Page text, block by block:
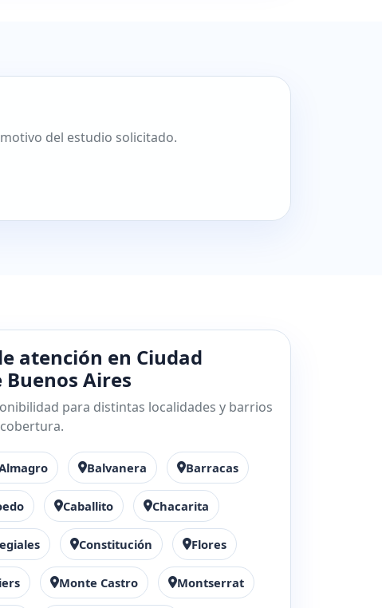
del estudio solicitado.
atención en Ciudad
Aires
para distintas localidades y barrios
Balvanera Barracas
Caballito Chacarita
Constitución Flores
Monte Castro Montserrat